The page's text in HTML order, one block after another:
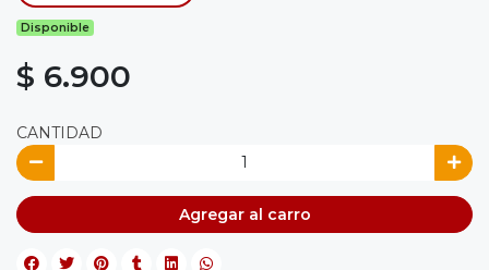
Disponible
$ 6.900
CANTIDAD
Agregar al carro